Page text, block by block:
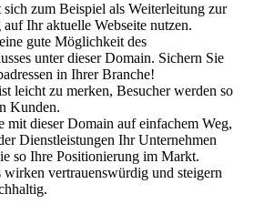
sich zum Beispiel als Weiterleitung zur
Ihr aktuelle Webseite nutzen.
gute Möglichkeit des
unter dieser Domain. Sichern Sie
in Ihrer Branche!
leicht zu merken, Besucher werden so
Kunden.
mit dieser Domain auf einfachem Weg,
Dienstleistungen Ihr Unternehmen
so Ihre Positionierung im Markt.
vertrauenswürdig und steigern